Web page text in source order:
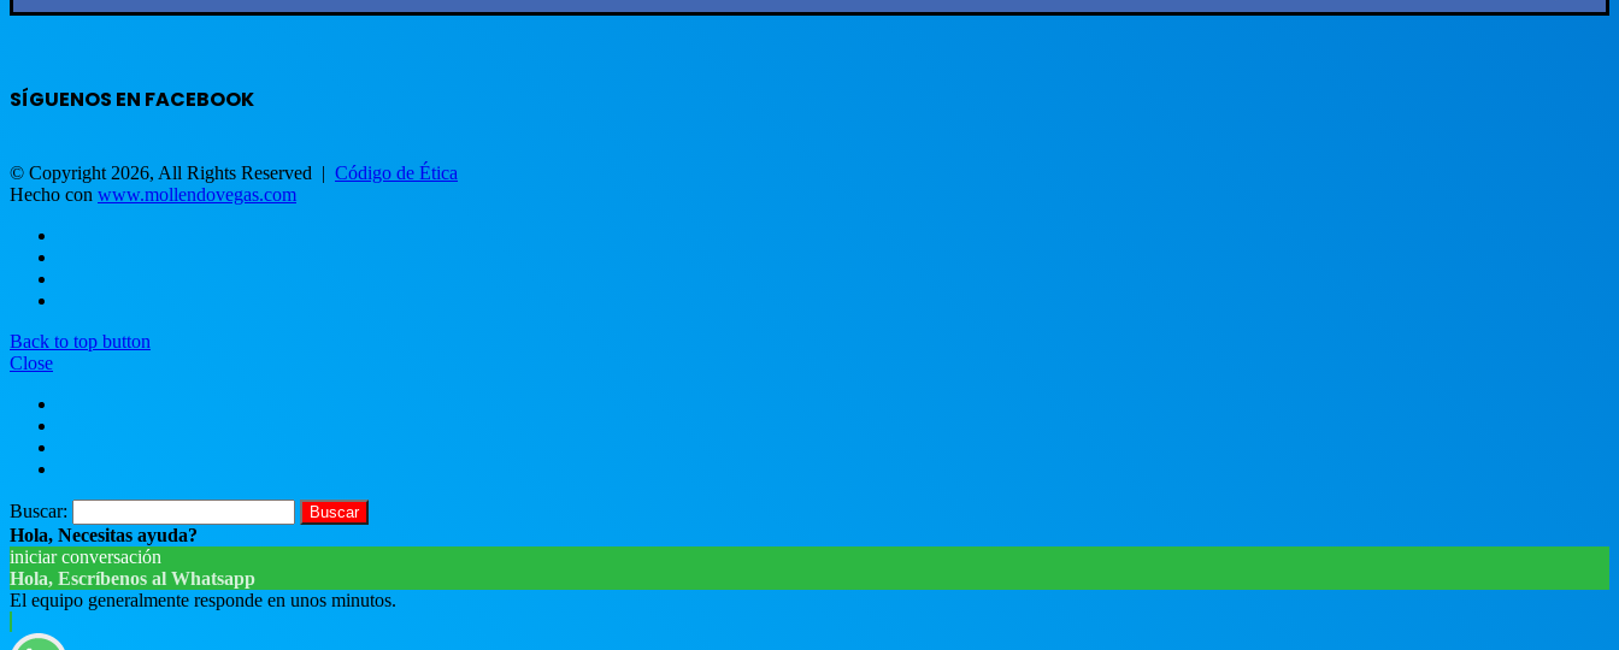
SÍGUENOS EN FACEBOOK
© Copyright 2026, All Rights Reserved | Código de Ética
Hecho con www.mollendovegas.com
Back to top button
Close
Buscar:
Hola, Necesitas ayuda?
iniciar conversación
Hola, Escríbenos al Whatsapp
El equipo generalmente responde en unos minutos.